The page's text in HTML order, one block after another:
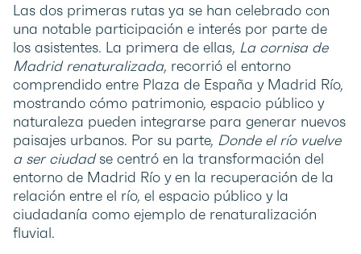
Las dos primeras rutas ya se han celebrado con
una notable participación e interés por parte de
los asistentes. La primera de ellas, La cornisa de
Madrid renaturalizada, recorrió el entorno
comprendido entre Plaza de España y Madrid Río,
mostrando cómo patrimonio, espacio público y
naturaleza pueden integrarse para generar nuevos
paisajes urbanos. Por su parte, Donde el río vuelve
a ser ciudadse centró en la transformación del
entorno de Madrid Río y en la recuperación de la
relación entre el río, el espacio público y la
ciudadanía como ejemplo de renaturalización
fluvial.